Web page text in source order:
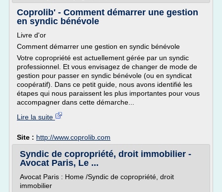
Coprolib' - Comment démarrer une gestion
en syndic bénévole
Livre d'or
Comment démarrer une gestion en syndic bénévole
Votre copropriété est actuellement gérée par un syndic
professionnel. Et vous envisagez de changer de mode de
gestion pour passer en syndic bénévole (ou en syndicat
coopératif). Dans ce petit guide, nous avons identifié les
étapes qui nous paraissent les plus importantes pour vous
accompagner dans cette démarche...
Lire la suite
Site : http://www.coprolib.com
Syndic de copropriété, droit immobilier -
Avocat Paris, Le ...
Avocat Paris : Home /Syndic de copropriété, droit
immobilier